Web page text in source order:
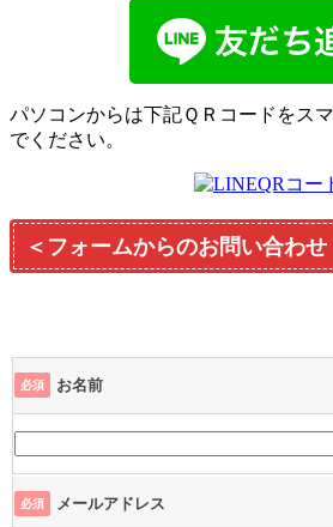
パソコンからは下記ＱＲコードをス
でください。
＜フォームからのお問い合わせ
必須 お名前
必須 メールアドレス